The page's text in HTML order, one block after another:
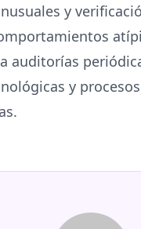
y
auditorías
y